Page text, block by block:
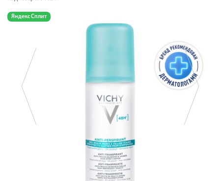
Яндекс Сплит